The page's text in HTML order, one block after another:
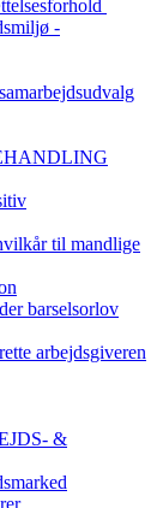
-
til mandlige
barselsorlov
arbejdsgiveren
&